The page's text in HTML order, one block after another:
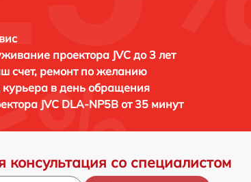
проектора JVC до 3 лет
счет, ремонт по желанию
в день обращения
JVC DLA-NP5B от 35 минут
консультация со специалистом